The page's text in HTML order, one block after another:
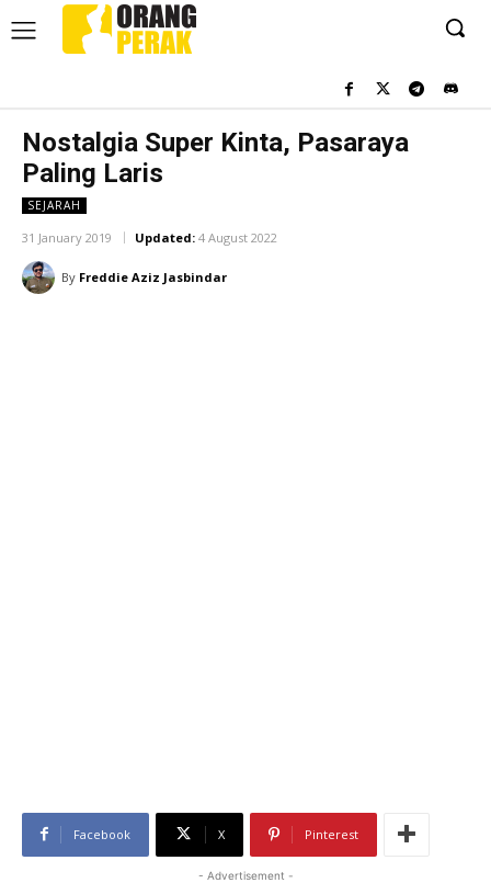
Nostalgia Super Kinta, Pasaraya
Paling Laris
SEJARAH
31 January 2019 Updated: 4 August 2022
By Freddie Aziz Jasbindar
Facebook X Pinterest
- Advertisement -